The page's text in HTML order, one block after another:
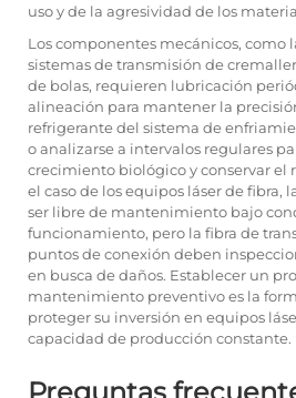
uso y de la agresividad de los
Los componentes mecánicos, como
sistemas de transmisión de
de bolas, requieren lubricación
alineación para mantener la
refrigerante del sistema de
o analizarse a intervalos regulares
crecimiento biológico y conservar el
el caso de los equipos láser de fibra,
ser libre de mantenimiento bajo
funcionamiento, pero la fibra de
puntos de conexión deben
en busca de daños. Establecer un
mantenimiento preventivo es la
proteger su inversión en equipos
capacidad de producción constante.